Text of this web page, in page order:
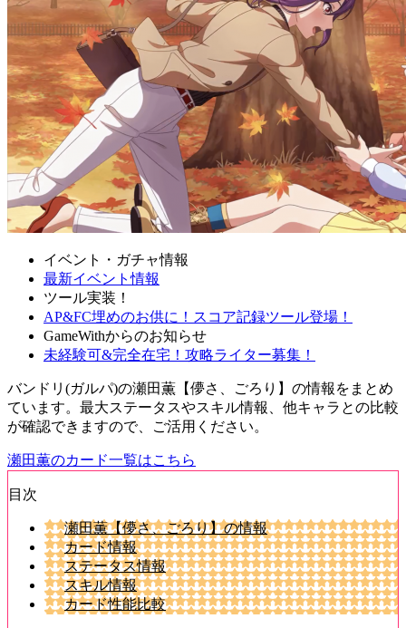
イベント・ガチャ情報
最新イベント情報
ツール実装！
AP&FC埋めのお供に！スコア記録ツール登場！
GameWithからのお知らせ
未経験可&完全在宅！攻略ライター募集！
バンドリ(ガルパ)の瀬田薫【儚さ、ごろり】の情報をまとめ
ています。最大ステータスやスキル情報、他キャラとの比較
が確認できますので、ご活用ください。
瀬田薫のカード一覧はこちら
目次
瀬田薫【儚さ、ごろり】の情報
カード情報
ステータス情報
スキル情報
カード性能比較